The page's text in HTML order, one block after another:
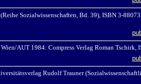
Sozialwissenschaften, Bd. 39), ISBN 3-
AUT 1984: Compress Verlag Roman Tschirk,
Rudolf Trauner